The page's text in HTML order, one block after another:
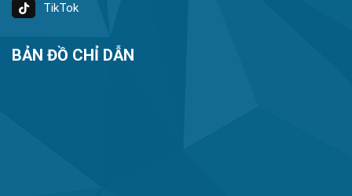
TikTok
BẢN ĐỒ CHỈ DẪN